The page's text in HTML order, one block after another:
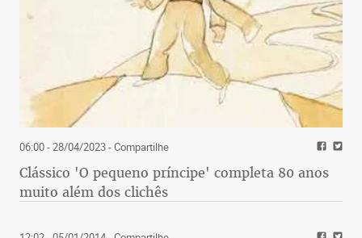
06:00 - 28/04/2023- Compartilhe
Clássico 'O pequeno príncipe' completa 80 anos
muito além dos clichês